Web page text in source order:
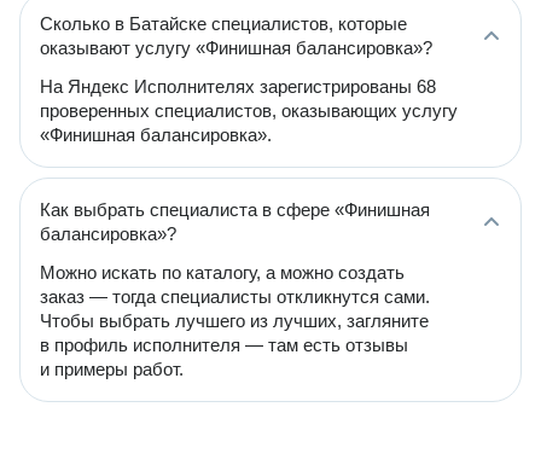
Сколько в Батайске специалистов, которые
оказывают услугу «Финишная балансировка»?
На Яндекс Исполнителях зарегистрированы 68
проверенных специалистов, оказывающих услугу
«Финишная балансировка».
Как выбрать специалиста в сфере «Финишная
балансировка»?
Можно искать по каталогу, а можно создать
заказ — тогда специалисты откликнутся сами.
Чтобы выбрать лучшего из лучших, загляните
в профиль исполнителя — там есть отзывы
и примеры работ.